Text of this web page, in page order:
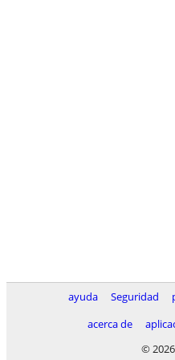
ayuda Seguridad
acerca de
©